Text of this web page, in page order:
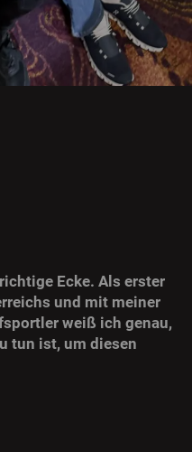
Ecke. Als erster
und mit meiner
weiß ich genau,
tun ist, um diesen